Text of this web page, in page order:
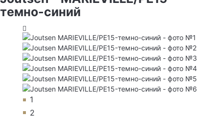
темно-синий
1
2